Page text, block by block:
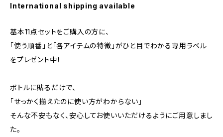
International shipping available
基本11点セットをご購入の方に、
「使う順番」と「各アイテムの特徴」がひと目でわかる専用ラベル
をプレゼント中！
ボトルに貼るだけで、
「せっかく揃えたのに使い方がわからない」
そんな不安もなく、安心してお使いいただけるようにご用意しまし
た。